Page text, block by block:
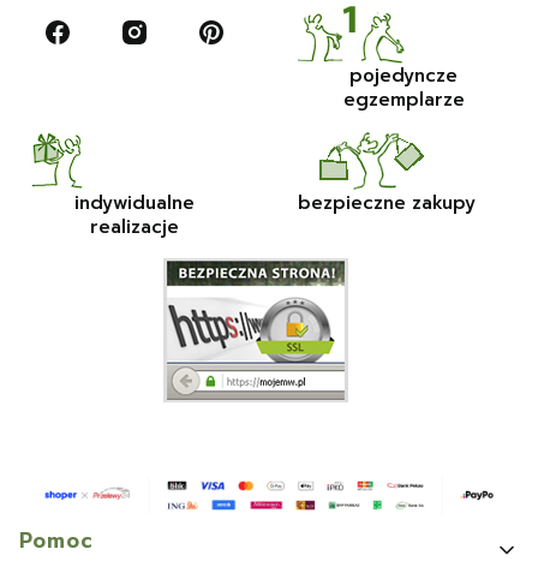
pojedyncze
egzemplarze
indywidualne
realizacje
bezpieczne zakupy
Linki w stopce
Pomoc